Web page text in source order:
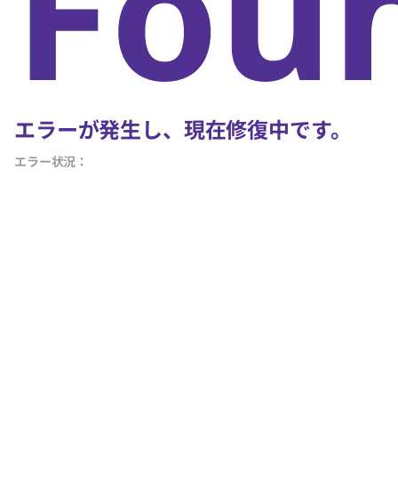
エラーが発生し、現在修復中です。
エラー状況：